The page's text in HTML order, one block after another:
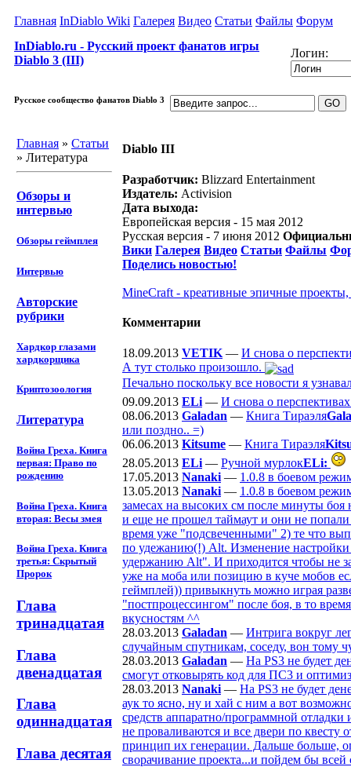
Главная InDiablo Wiki Галерея Видео Статьи Файлы Форум
InDiablo.ru - Русский проект фанатов игры
Diablo 3 (III)
Логин:
Русское сообщество фанатов Diablo 3
Главная » Статьи
» Литература
Обзоры и
интервью
Обзоры геймплея
Интервью
Авторские
рубрики
Хардкор глазами
хардкорщика
Криптозоология
Литература
Война Греха. Книга
первая: Право по
рождению
Война Греха. Книга
вторая: Весы змея
Война Греха. Книга
третья: Скрытый
Пророк
Глава
тринадцатая
Глава
двенадцатая
Глава
одиннадцатая
Глава десятая
Diablo III
Разработчик: Blizzard Entertainment
Издатель: Activision
Дата выхода:
Европейская версия - 15 мая 2012
Русская версия - 7 июня 2012
Вики Галерея Видео Статьи Файлы
Поделись новостью!
MineCraft - креативные эпичные проекты,
Комментарии
18.09.2013 VETIK — И снова о
А тут столько произошло.
Печально поскольку все новости я
09.09.2013 ELi — И снова о
08.06.2013 Galadan — Книга Тираэля
или поздно.. =)
06.06.2013 Kitsume — Книга Тираэля
28.05.2013 ELi — Ручной мурлокELi:
17.05.2013 Nanaki — 1.0.8 в боевом
13.05.2013 Nanaki — 1.0.8 в боевом
замесах на высоких см после минуты боя
и еще не прошел таймаут и они не
время уже "подсвеченными" 2) те что
по удежанию(!) Alt. Изменение настройки
удержанию Alt". И приходится чтобы не
уже на моба или позицию в куче мобов
геймплей)) привыкнуть можно играя
"постпроцессингом" после боя, в то
вкусностям ^^
28.03.2013 Galadan — Интрига вокруг
случайным спутникам, соседу, вон тому
28.03.2013 Galadan — На PS3 не будет
смогут отковырять код для ПС3 и
28.03.2013 Nanaki — На PS3 не будет
аук то ясно, ну и хай с ним а вот
средств аппаратно/программной
не проваливаются и все двери по квесту
принцип их генерации. Дальше больше,
сворачивание проекта...и пойдем бы